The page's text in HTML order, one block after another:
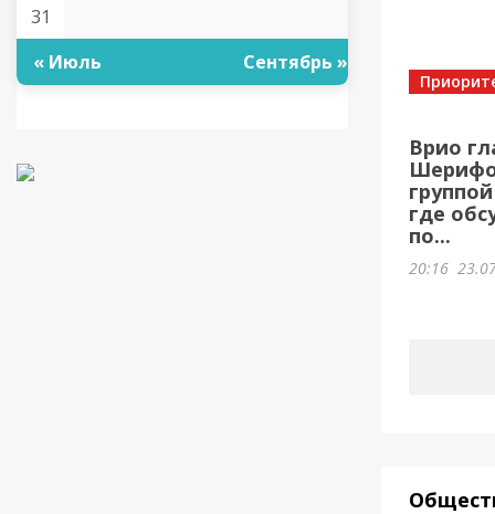
31
« Июль
Сентябрь »
Врио
где
по...
20:16